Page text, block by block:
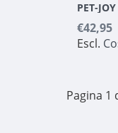
€42,95
Escl.
Pagina 1